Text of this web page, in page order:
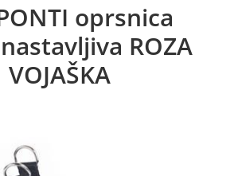
oprsnica
ROZA
VOJAŠKA